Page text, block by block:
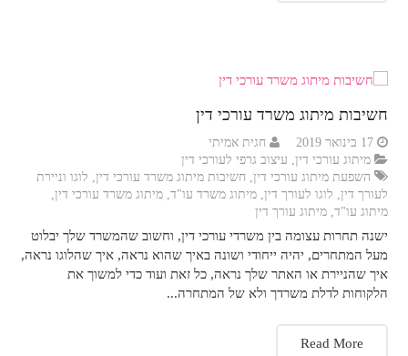
חשיבות מיתוג משרד עורכי דין
17 בינואר 2019
חגית אמיתי
מיתוג עורכי דין עיצוב גרפי לעורכי דין
השפעת מיתוג עורכי דין ,חשיבות מיתוג משרד עורכי דין לוגו וניירת
לעורך דין לוגו לעורך דין ,מיתוג משרד עו"ד ,מיתוג משרד עורכי דין
מיתוג עו"ד ,מיתוג עורך דין
ישנה תחרות עצומה בין משרדי עורכי דין, וחשוב שהמשרד שלך יבלוט
מעל המתחרים, יהיה ייחודי ושונה באיך שהוא נראה, איך שהלוגו נראה,
איך שהניירת או האתר שלך נראה, כל זאת ועוד כדי למשוך את
הלקוחות לדלת משרדך ולא של המתחרה...
Read More